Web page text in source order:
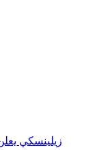
زيلينسكي